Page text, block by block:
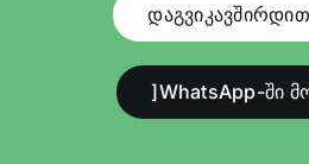
]WhatsApp-ში